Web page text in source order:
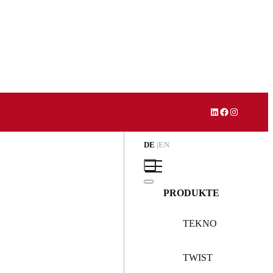
LinkedIn
Facebook
Instagram
DE EN
PRODUKTE
TEKNO
TWIST